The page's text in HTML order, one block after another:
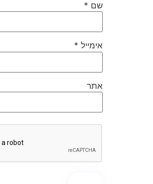
שם *
אימייל *
אתר